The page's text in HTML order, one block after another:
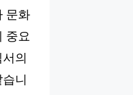
문화
중요
의
니